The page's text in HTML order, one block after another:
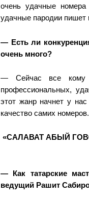
очень удачные
удачные пародии пишет
— Есть ли
очень много?
— Сейчас все кому
профессиональных,
этот жанр начнет у
качество самих номеров.
«САЛАВАТ АБЫЙ
— Как татарские
ведущий Рашит